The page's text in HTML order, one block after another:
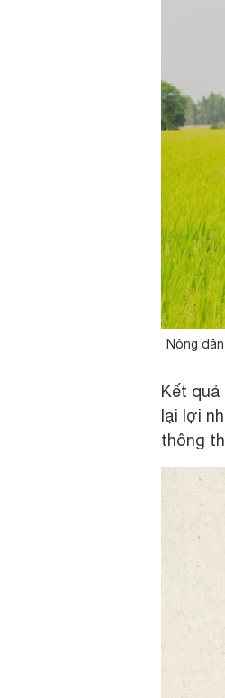
Nông
Kết
lại lợi
thông